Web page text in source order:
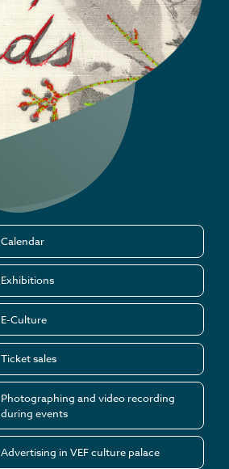
Calendar
Exhibitions
E-Culture
Ticket sales
Photographing and video recording
during events
Advertising in VEF culture palace